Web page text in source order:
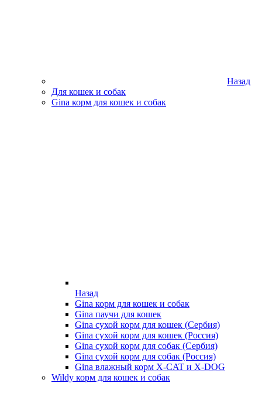
Назад
Для кошек и собак
Gina корм для кошек и собак
Назад
Gina корм для кошек и собак
Gina паучи для кошек
Gina сухой корм для кошек (Сербия)
Gina сухой корм для кошек (Россия)
Gina сухой корм для собак (Сербия)
Gina сухой корм для собак (Россия)
Gina влажный корм X-CAT и X-DOG
Wildy корм для кошек и собак